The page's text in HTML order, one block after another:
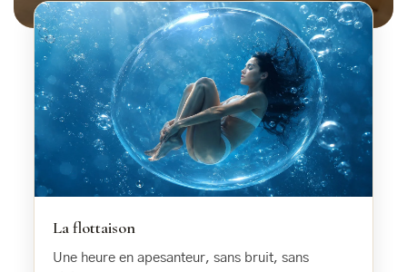
La flottaison
Une heure en apesanteur, sans bruit, sans